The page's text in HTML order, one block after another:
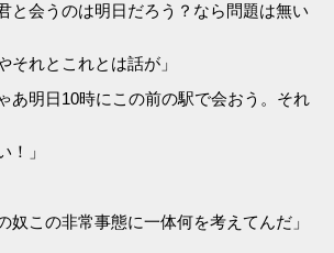
と会うのは明日だろう？なら問題は無い
それとこれとは話が」
あ明日10時にこの前の駅で会おう。それ
！」
奴この非常事態に一体何を考えてんだ」